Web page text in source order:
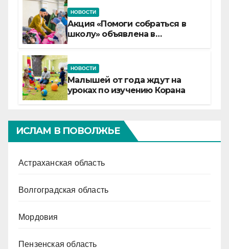
НОВОСТИ
Акция «Помоги собраться в
школу» объявлена в
НОВОСТИ
Малышей от года ждут на
уроках по изучению Корана
ИСЛАМ В ПОВОЛЖЬЕ
Астраханская область
Волгоградская область
Мордовия
Пензенская область